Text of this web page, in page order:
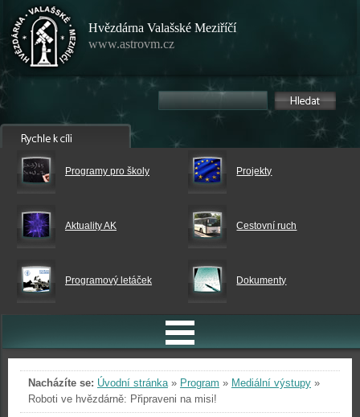
Hvězdárna Valašské Meziříčí
www.astrovm.cz
Programy pro školy Projekty
Aktuality AK Cestovní ruch
Programový letáček Dokumenty
Nacházíte se: Úvodní stránka» Program » Mediální výstupy »
Roboti ve hvězdárně: Připraveni na misi!